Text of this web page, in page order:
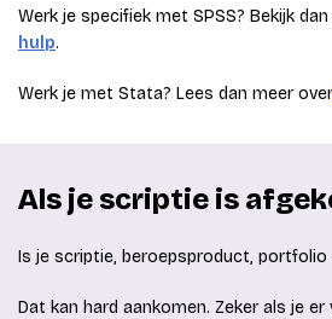
Werk je specifiek met SPSS? Bekijk
hulp.
Werk je met Stata? Lees dan meer
Als je scriptie is
Is je scriptie, beroepsproduct,
Dat kan hard aankomen. Zeker als je